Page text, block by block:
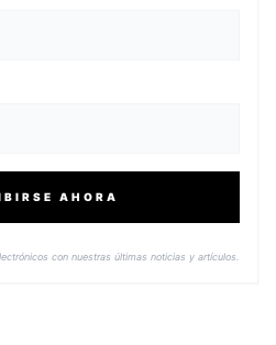
AHORA
con nuestras últimas noticias y artículos.